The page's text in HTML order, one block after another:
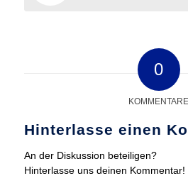
0
KOMMENTARE
Hinterlasse einen
An der Diskussion beteiligen?
Hinterlasse uns deinen Kommentar!